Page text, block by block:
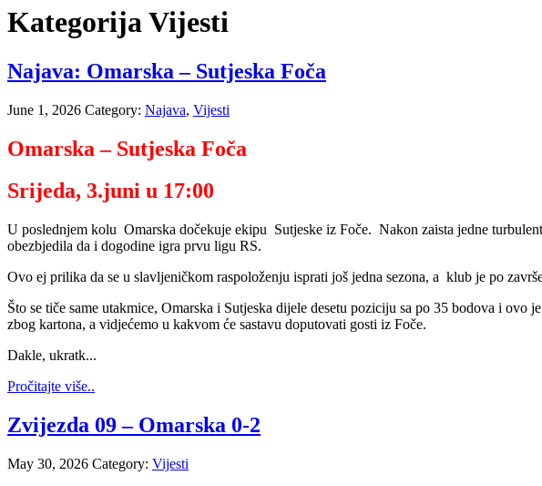
Kategorija Vijesti
Najava: Omarska – Sutjeska Foča
June 1, 2026 Category: Najava, Vijesti
Omarska – Sutjeska Foča
Srijeda, 3.juni u 17:00
U poslednjem kolu Omarska dočekuje ekipu Sutjeske iz Foče. Nakon zaista jedne
obezbjedila da i dogodine igra prvu ligu RS.
Ovo ej prilika da se u slavljeničkom raspoloženju isprati još jedna sezona, a klub je po
Što se tiče same utakmice, Omarska i Sutjeska dijele desetu poziciju sa po 35 bodova i ovo
zbog kartona, a vidjećemo u kakvom će sastavu doputovati gosti iz Foče.
Dakle, ukratk...
Pročitajte više..
Zvijezda 09 – Omarska 0-2
May 30, 2026 Category: Vijesti